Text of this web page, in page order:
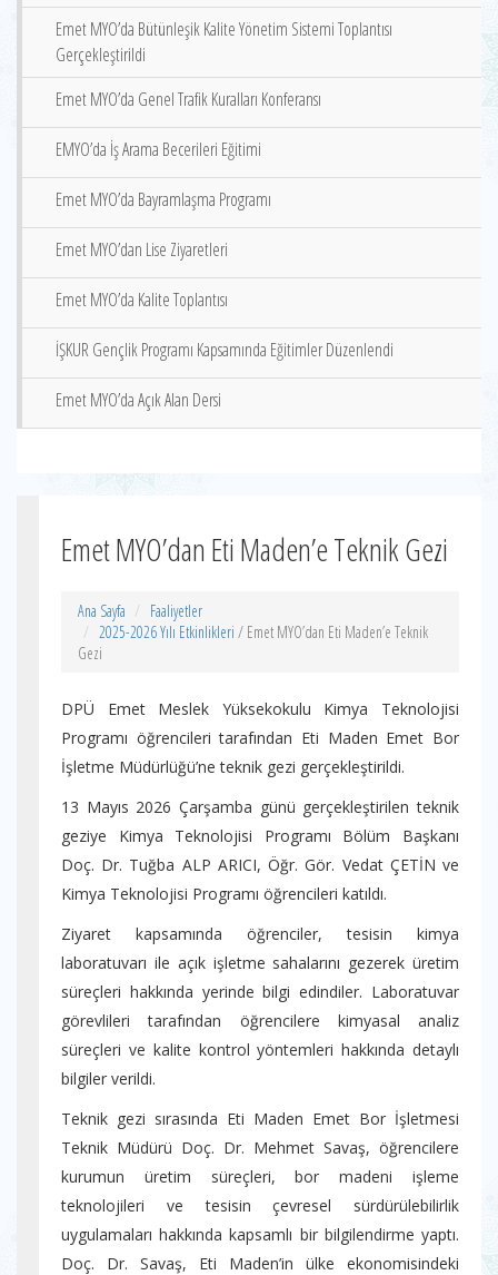
Emet MYO’da Bütünleşik Kalite Yönetim Sistemi Toplantısı
Gerçekleştirildi
Emet MYO’da Genel Trafik Kuralları Konferansı
EMYO’da İş Arama Becerileri Eğitimi
Emet MYO’da Bayramlaşma Programı
Emet MYO’dan Lise Ziyaretleri
Emet MYO’da Kalite Toplantısı
İŞKUR Gençlik Programı Kapsamında Eğitimler Düzenlendi
Emet MYO’da Açık Alan Dersi
Emet MYO’dan Eti Maden’e Teknik Gezi
Ana Sayfa
Faaliyetler
2025-2026 Yılı Etkinlikleri / Emet MYO’dan Eti Maden’e Teknik
Gezi
DPÜ Emet Meslek Yüksekokulu Kimya Teknolojisi
Programı öğrencileri tarafından Eti Maden Emet Bor
İşletme Müdürlüğü’ne teknik gezi gerçekleştirildi.
13 Mayıs 2026 Çarşamba günü gerçekleştirilen teknik
geziye Kimya Teknolojisi Programı Bölüm Başkanı
Doç. Dr. Tuğba ALP ARICI, Öğr. Gör. Vedat ÇETİN ve
Kimya Teknolojisi Programı öğrencileri katıldı.
Ziyaret kapsamında öğrenciler, tesisin kimya
laboratuvarı ile açık işletme sahalarını gezerek üretim
süreçleri hakkında yerinde bilgi edindiler. Laboratuvar
görevlileri tarafından öğrencilere kimyasal analiz
süreçleri ve kalite kontrol yöntemleri hakkında detaylı
bilgiler verildi.
Teknik gezi sırasında Eti Maden Emet Bor İşletmesi
Teknik Müdürü Doç. Dr. Mehmet Savaş, öğrencilere
kurumun üretim süreçleri, bor madeni işleme
teknolojileri ve tesisin çevresel sürdürülebilirlik
uygulamaları hakkında kapsamlı bir bilgilendirme yaptı.
Doç. Dr. Savaş, Eti Maden’in ülke ekonomisindeki